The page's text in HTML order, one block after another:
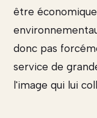
être
donc pas
service de
l'image qui lui